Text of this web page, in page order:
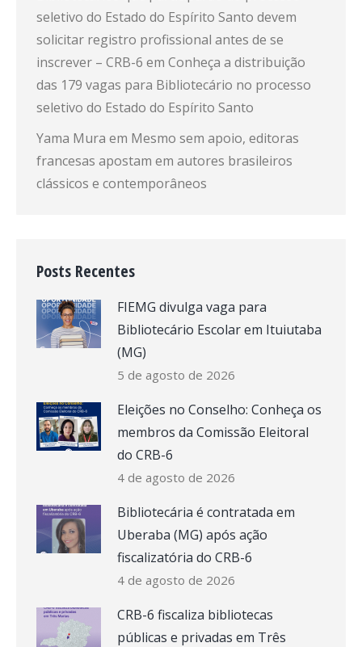
seletivo do Estado do Espírito Santo devem
solicitar registro profissional antes de se
inscrever – CRB-6 em Conheça a distribuição
das 179 vagas para Bibliotecário no processo
seletivo do Estado do Espírito Santo
Yama Mura em Mesmo sem apoio, editoras
francesas apostam em autores brasileiros
clássicos e contemporâneos
Posts Recentes
FIEMG divulga vaga para
Bibliotecário Escolar em Ituiutaba
(MG)
5 de agosto de 2026
Eleições no Conselho: Conheça os
membros da Comissão Eleitoral
do CRB-6
4 de agosto de 2026
Bibliotecária é contratada em
Uberaba (MG) após ação
fiscalizatória do CRB-6
4 de agosto de 2026
CRB-6 fiscaliza bibliotecas
públicas e privadas em Três